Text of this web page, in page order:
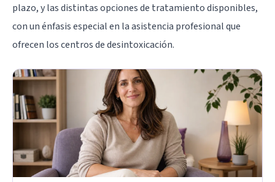
plazo, y las distintas opciones de tratamiento disponibles,
con un énfasis especial en la asistencia profesional que
ofrecen los centros de desintoxicación.